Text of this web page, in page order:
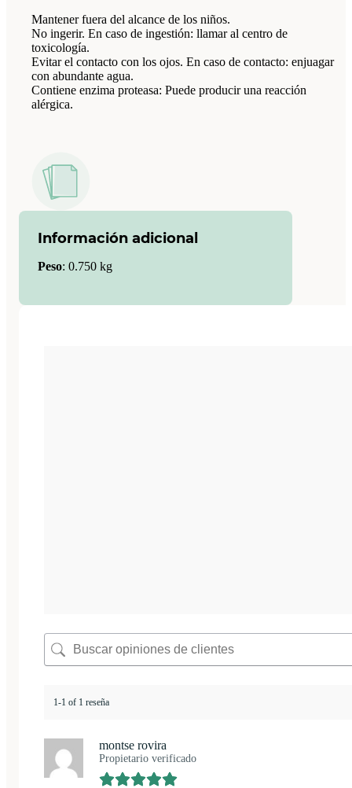
Mantener fuera del alcance de los niños.
No ingerir. En caso de ingestión: llamar al centro de
toxicología.
Evitar el contacto con los ojos. En caso de contacto: enjuagar
con abundante agua.
Contiene enzima proteasa: Puede producir una reacción
alérgica.
Información adicional
Peso: 0.750 kg
1-1 of 1 reseña
montse rovira
Propietario verificado